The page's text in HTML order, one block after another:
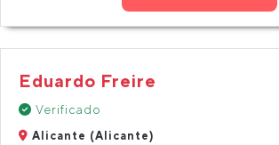
Eduardo Freire
Verificado
Alicante (Alicante)